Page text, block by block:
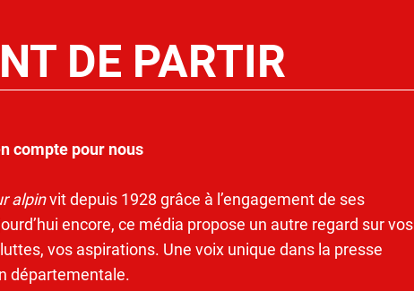
DE PARTIR
compte pour nous
alpinvit depuis 1928 grâce à l’engagement de ses
encore, ce média propose un autre regard sur vos
vos aspirations. Une voix unique dans la presse
départementale.